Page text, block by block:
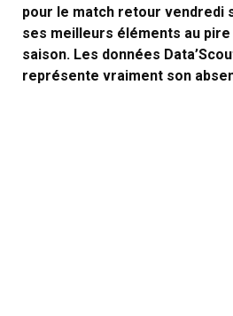
pour le match retour vendredi
ses meilleurs éléments au pire
saison. Les données
représente vraiment son